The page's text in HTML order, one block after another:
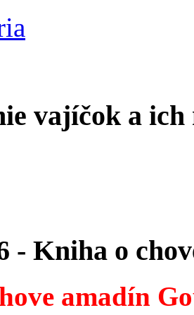
vajíčok a
- Kniha o
amadín